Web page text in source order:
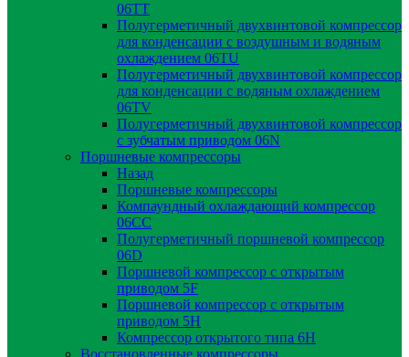
06TT
Полугерметичный двухвинтовой компрессор
для конденсации с воздушным и водяным
охлаждением 06TU
Полугерметичный двухвинтовой компрессор
для конденсации с водяным охлаждением
06TV
Полугерметичный двухвинтовой компрессор
с зубчатым приводом 06N
Поршневые компрессоры
Назад
Поршневые компрессоры
Компаундный охлаждающий компрессор
06CC
Полугерметичный поршневой компрессор
06D
Поршневой компрессор с открытым
приводом 5F
Поршневой компрессор с открытым
приводом 5H
Компрессор открытого типа 6Н
Восстановленные компрессоры